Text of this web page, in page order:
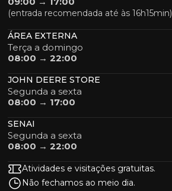
(entrada recomendada até às 16h15min)
ÁREA EXTERNA
Terça a domingo
08:00 → 22:00
JOHN DEERE STORE
Segunda a sexta
08:00 → 17:00
SENAI
Segunda a sexta
08:00 → 22:00
Atividades e visitações gratuitas.
Não fechamos ao meio dia.